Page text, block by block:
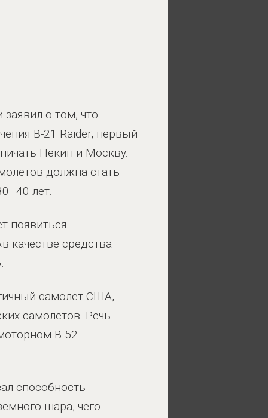
о том, что
B-21 Raider, первый
Пекин и Москву.
должна стать
лет.
появиться
качестве средства
самолет США,
самолетов. Речь
B-52
способность
шара, чего